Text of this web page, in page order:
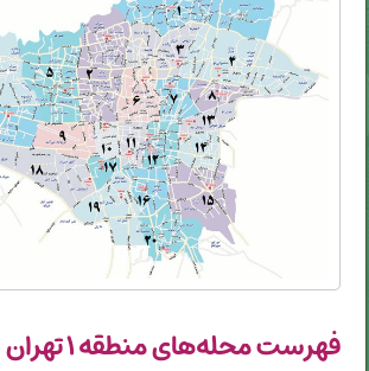
فهرست محله‌های منطقه ۱ تهران